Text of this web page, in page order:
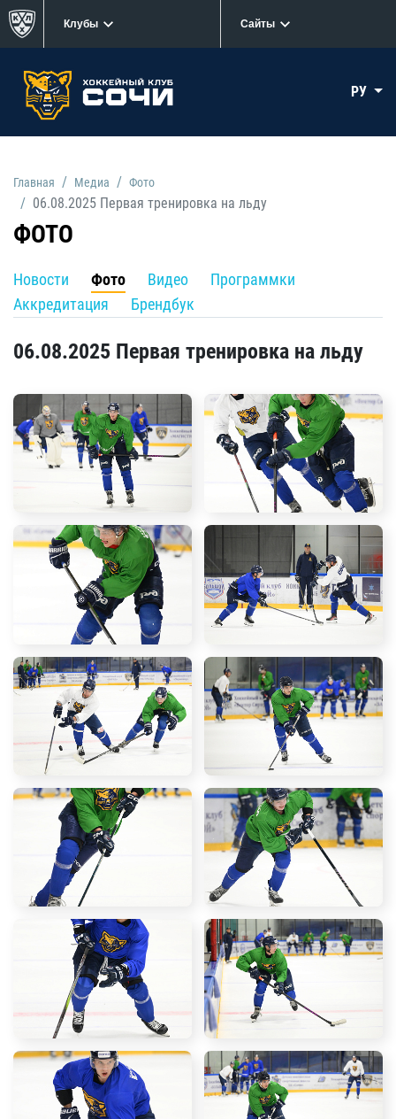
Клубы Сайты
РУ
Главная Медиа Фото
06.08.2025 Первая тренировка на льду
ФОТО
Новости Фото Видео
Программки
Аккредитация
Брендбук
06.08.2025 Первая тренировка на льду